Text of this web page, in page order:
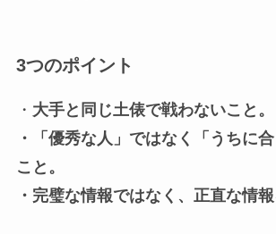
3つのポイント
・ 大手と同じ土俵で戦わないこと。
・「優秀な人」ではなく「うちに
こと。
・完璧な情報ではなく、正直な情報